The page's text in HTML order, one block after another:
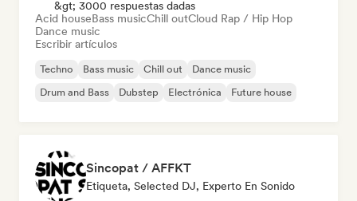
&gt; 3000 respuestas dadas
Acid houseBass musicChill outCloud Rap / Hip Hop
Dance music
Escribir artículos
Techno Bass music Chill out
Dance music
Drum and Bass
Dubstep Electrónica Future house
Sincopat / AFFKT
Etiqueta, Selected DJ, Experto En Sonido